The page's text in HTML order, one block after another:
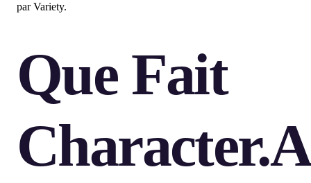
par Variety.
Que Fait